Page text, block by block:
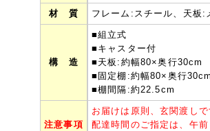
材 質 フレーム:スチール、天板:
構 造
■組立式
■キャスター付
■天板:約幅80×奥行30cm
■固定棚:約幅80×奥行
■棚間隔:約22.5cm
注意事項
お届けは原則、玄関渡し
配達時間のご指定は、午